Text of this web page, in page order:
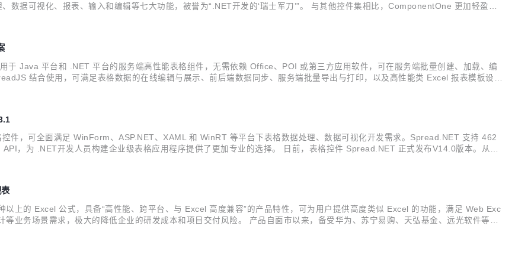
据可视化、报表、输入和编辑等七大功能，被誉为“.NET开发的‘瑞士军刀’”。 与其他控件集相比，ComponentOne 更加轻盈、
Java 平台和 .NET 平台的服务端高性能表格组件，无需依赖 Office、POI 或第三方应用软件，可在服务端批量创建、加载、编
结合使用，可满足表格数据的在线编辑与展示、前后端数据同步、服务端批量导出与打印，以及高性能类 Excel 报表模板设计
件，可全面满足 WinForm、ASP.NET、XAML 和 WinRT 等平台下表格数据处理、数据可视化开发需求。Spread.NET 支持 462
，为 .NET开发人员构建企业级表格应用程序提供了更加专业的选择。 日前，表格控件 Spread.NET 正式发布V14.0版本。从该
上的 Excel 公式，具备“高性能、跨平台、与 Excel 高度兼容”的产品特性，可为用户提供高度类似 Excel 的功能，满足 Web Exc
业务场景需求，极大的降低企业的研发成本和项目交付风险。 产品自面市以来，备受华为、苏宁易购、天弘基金、远光软件等各